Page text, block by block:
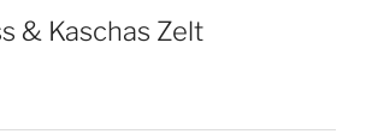
& Kaschas Zelt